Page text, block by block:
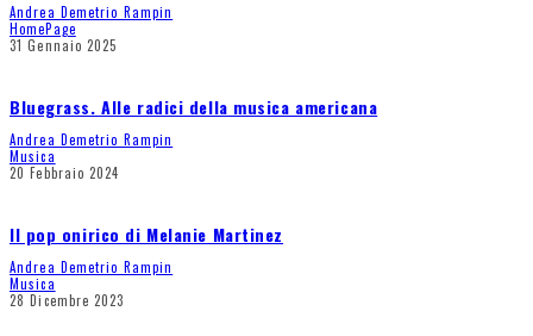
Andrea Demetrio Rampin
HomePage
31 Gennaio 2025
Bluegrass. Alle radici della musica americana
Andrea Demetrio Rampin
Musica
20 Febbraio 2024
Il pop onirico di Melanie Martinez
Andrea Demetrio Rampin
Musica
28 Dicembre 2023